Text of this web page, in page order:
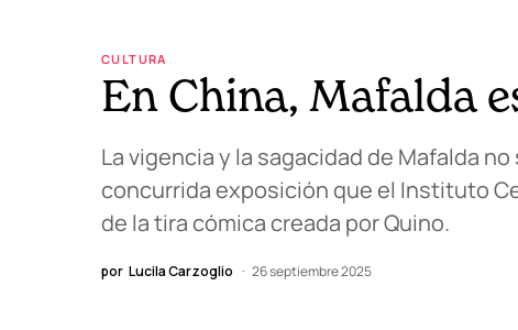
CULTURA
En China, Mafalda
La vigencia y la sagacidad de Mafalda
concurrida exposición que el Instituto
de la tira cómica creada por Quino.
por Lucila Carzoglio 26 septiembre 2025